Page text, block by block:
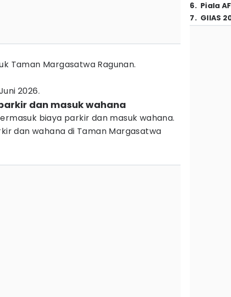
Taman Margasatwa Ragunan.
2026.
dan masuk wahana
biaya parkir dan masuk wahana.
dan wahana di Taman Margasatwa
6. Piala
7. GIIAS